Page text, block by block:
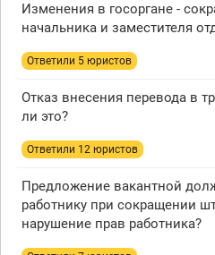
Изменения в госоргане -
начальника и заместителя
Ответили 5 юристов
Отказ внесения перевода в
ли это?
Ответили 12 юристов
Предложение вакантной
работнику при сокращении
нарушение прав работника?